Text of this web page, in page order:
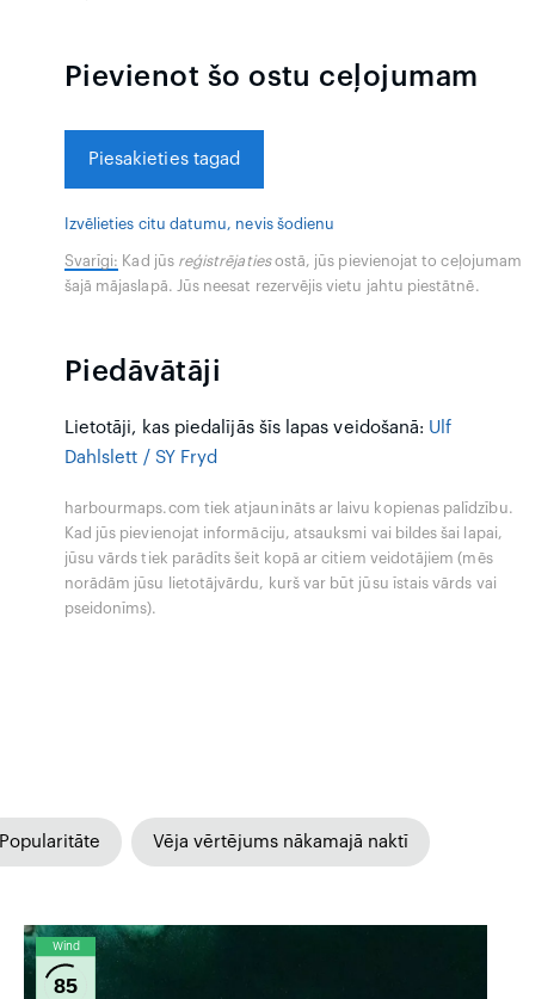
Pievienot šo ostu ceļojumam
Piesakieties tagad
Izvēlieties citu datumu, nevis šodienu
Svarīgi: Kad jūs reģistrējatiesostā, jūs pievienojat to ceļojumam
šajā mājaslapā. Jūs neesat rezervējis vietu jahtu piestātnē.
Piedāvātāji
Lietotāji, kas piedalījās šīs lapas veidošanā: Ulf
Dahlslett / SY Fryd
harbourmaps.com tiek atjaunināts ar laivu kopienas palīdzību.
Kad jūs pievienojat informāciju, atsauksmi vai bildes šai lapai,
jūsu vārds tiek parādīts šeit kopā ar citiem veidotājiem (mēs
norādām jūsu lietotājvārdu, kurš var būt jūsu īstais vārds vai
pseidonīms).
Popularitāte Vēja vērtējums nākamajā naktī
Wind
85